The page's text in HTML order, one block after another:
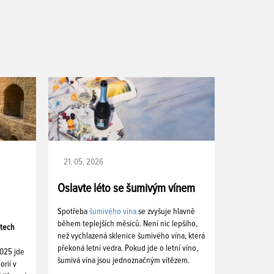
jde
v
21. 05. 2026
Oslavte léto se šumivým vínem
Spotřeba šumivého vínase zvyšuje hlavně
během teplejších měsíců. Není nic lepšího,
než vychlazená sklenice šumivého vína, která
překoná letní vedra. Pokud jde o letní víno,
šumivá vína jsou jednoznačným vítězem.